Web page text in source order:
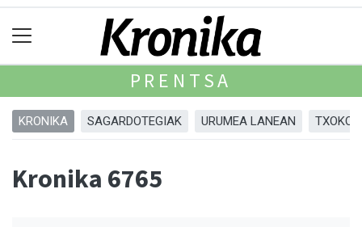
PRENTSA
KRONIKA SAGARDOTEGIAK URUMEA LANEAN
Kronika 6765